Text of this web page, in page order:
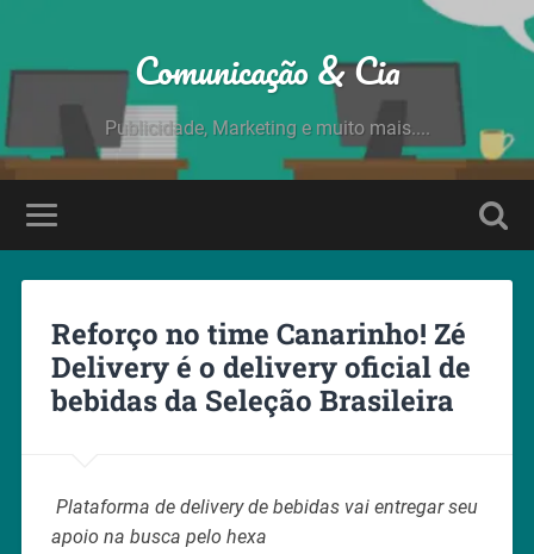
Comunicação & Cia
Publicidade, Marketing e muito mais....
Reforço no time Canarinho! Zé
Delivery é o delivery oficial de
bebidas da Seleção Brasileira
Plataforma de delivery de bebidas vai entregar seu
apoio na busca pelo hexa